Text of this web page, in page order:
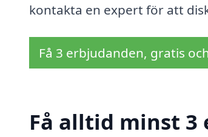
kontakta en expert för att
Få 3 erbjudanden, gratis
Få alltid minst 3